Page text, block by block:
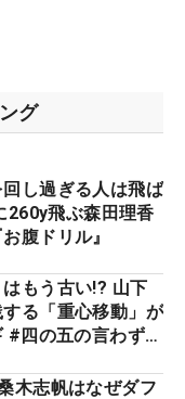
グ
回し過ぎる人は飛ば
飛ぶ森田理香
腹ドリル』
はもう古い!? 山下
る「重心移動」が
#四の五の言わず振
木志帆はなぜダフ